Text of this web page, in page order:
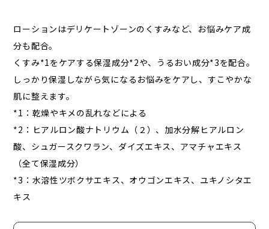
ローションはデリケートゾーンのくすみなど、お悩みケア成
分も配合。
くすみ*1をケアする保湿成分*2や、うるおい成分*3を配合。
しっかり保湿しながら気になるお悩みをケアし、すこやかな
肌に整えます。
*1：乾燥やキメの乱れなどによる
*2：ヒアルロン酸ナトリウム（２）、加水分解ヒアルロン
酸、シュガースクワラン、ダイズエキス、アマチャエキス
（全て保湿成分）
*3：水溶性ツボクサエキス、オウゴンエキス、ユキノシタエ
キス